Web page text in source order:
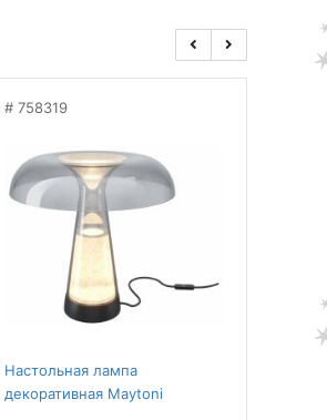
758319
Настольная лампа
декоративная Maytoni